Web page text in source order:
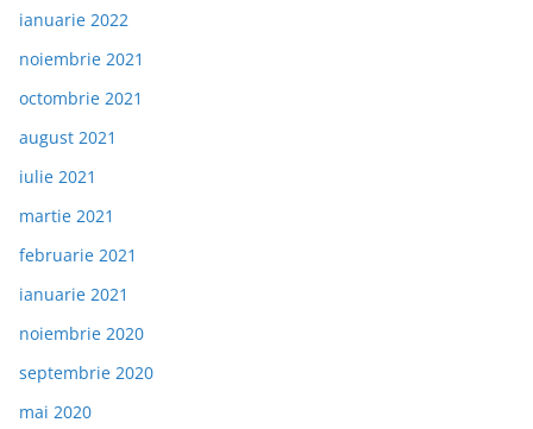
ianuarie 2022
noiembrie 2021
octombrie 2021
august 2021
iulie 2021
martie 2021
februarie 2021
ianuarie 2021
noiembrie 2020
septembrie 2020
mai 2020